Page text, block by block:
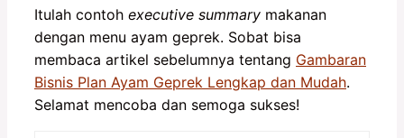
Itulah contoh executive summary makanan
dengan menu ayam geprek. Sobat bisa
membaca artikel sebelumnya tentang Gambaran
Bisnis Plan Ayam Geprek Lengkap dan Mudah.
Selamat mencoba dan semoga sukses!